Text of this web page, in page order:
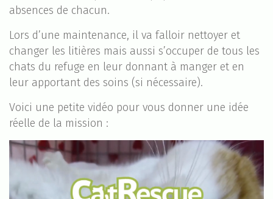
absences de chacun.
Lors d’une maintenance, il va falloir nettoyer et
changer les litières mais aussi s’occuper de tous les
chats du refuge en leur donnant à manger et en
leur apportant des soins (si nécessaire).
Voici une petite vidéo pour vous donner une idée
réelle de la mission :